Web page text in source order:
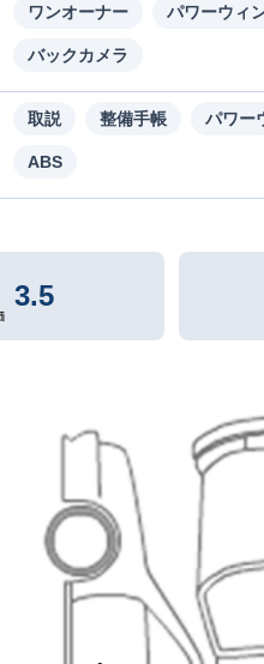
ワンオーナー パワーウィ
バックカメラ
取説 整備手帳 パワー
ABS
3.5